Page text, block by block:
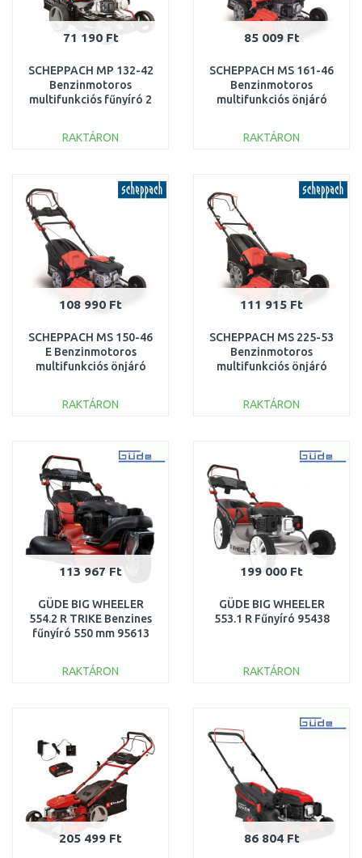
71 190 Ft
SCHEPPACH MP 132-42
Benzinmotoros
multifunkciós fűnyíró 2
RAKTÁRON
Összehasonlítás
85 009 Ft
SCHEPPACH MS 161-46
Benzinmotoros
multifunkciós önjáró
5911273942
RAKTÁRON
Összehasonlítás
108 990 Ft
SCHEPPACH MS 150-46
E Benzinmotoros
multifunkciós önjáró
5911244942
RAKTÁRON
Összehasonlítás
111 915 Ft
SCHEPPACH MS 225-53
Benzinmotoros
multifunkciós önjáró
ben 5911241942
RAKTÁRON
Összehasonlítás
113 967 Ft
GÜDE BIG WHEELER
554.2 R TRIKE Benzines
fűnyíró 550 mm 95613
RAKTÁRON
199 000 Ft
GÜDE BIG WHEELER
553.1 R Fűnyíró 95438
RAKTÁRON
Összehasonlítás
205 499 Ft 86 804 Ft